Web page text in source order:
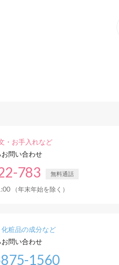
・お手入れなど
問い合わせ
783 無料通話
（年末年始を除く）
粧品の成分など
問い合わせ
1560